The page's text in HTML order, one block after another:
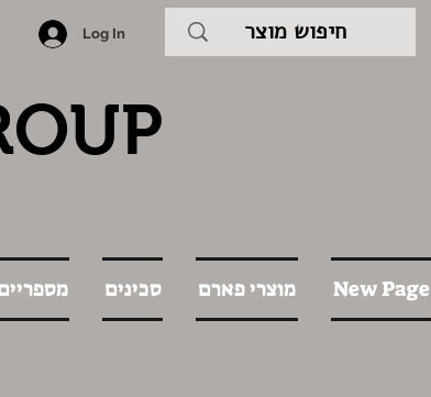
Log In
New Page מוצרי פארם סכינים